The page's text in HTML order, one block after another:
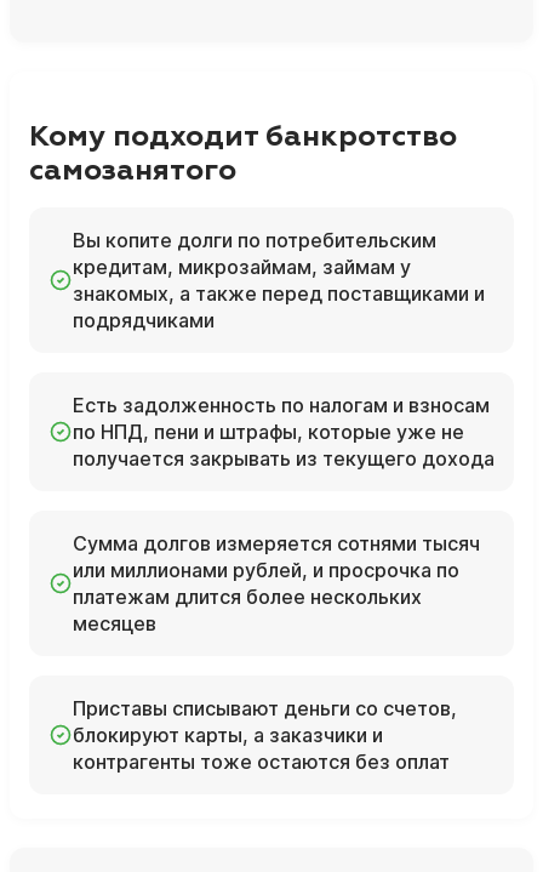
Кому подходит банкротство
самозанятого
Вы копите долги по потребительским
кредитам, микрозаймам, займам у
знакомых, а также перед поставщиками и
подрядчиками
Есть задолженность по налогам и взносам
по НПД, пени и штрафы, которые уже не
получается закрывать из текущего дохода
Сумма долгов измеряется сотнями тысяч
или миллионами рублей, и просрочка по
платежам длится более нескольких
месяцев
Приставы списывают деньги со счетов,
блокируют карты, а заказчики и
контрагенты тоже остаются без оплат